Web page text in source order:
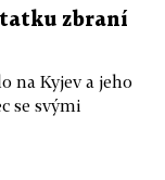
zbraní
na Kyjev a jeho
se svými